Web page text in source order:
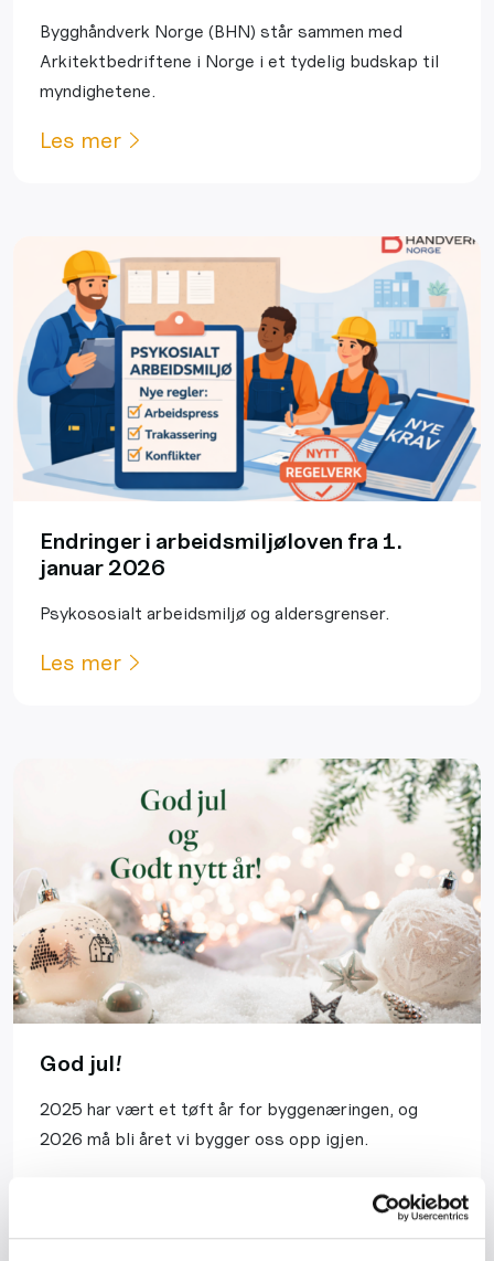
Bygghåndverk Norge (BHN) står sammen med
Arkitektbedriftene i Norge i et tydelig budskap til
myndighetene.
Les mer
Endringer i arbeidsmiljøloven fra 1.
januar 2026
Psykososialt arbeidsmiljø og aldersgrenser.
Les mer
God jul!
2025 har vært et tøft år for byggenæringen, og
2026 må bli året vi bygger oss opp igjen.